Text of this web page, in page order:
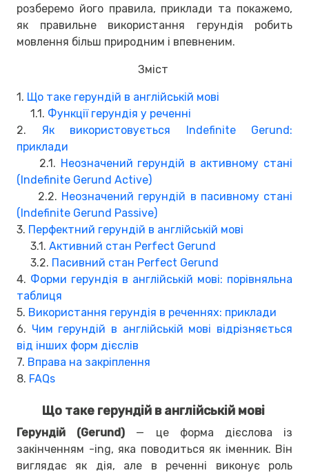
розберемо його правила, приклади та покажемо,
як правильне використання герундія робить
мовлення більш природним і впевненим.
Зміст
1. Що таке герундій в англійській мові
1.1. Функції герундія у реченні
2. Як використовується Indefinite Gerund:
приклади
2.1. Неозначений герундій в активному стані
(Indefinite Gerund Active)
2.2. Неозначений герундій в пасивному стані
(Indefinite Gerund Passive)
3. Перфектний герундій в англійській мові
3.1. Активний стан Perfect Gerund
3.2. Пасивний стан Perfect Gerund
4. Форми герундія в англійській мові: порівняльна
таблиця
5. Використання герундія в реченнях: приклади
6. Чим герундій в англійській мові відрізняється
від інших форм дієслів
7. Вправа на закріплення
8. FAQs
Що таке герундій в англійській мові
Герундій (Gerund) — це форма дієслова із
закінченням -ing, яка поводиться як іменник. Він
виглядає як дія, але в реченні виконує роль